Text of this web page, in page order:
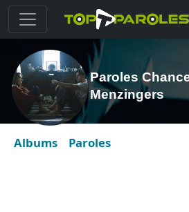
Paroles
Menzingers
Albums Paroles